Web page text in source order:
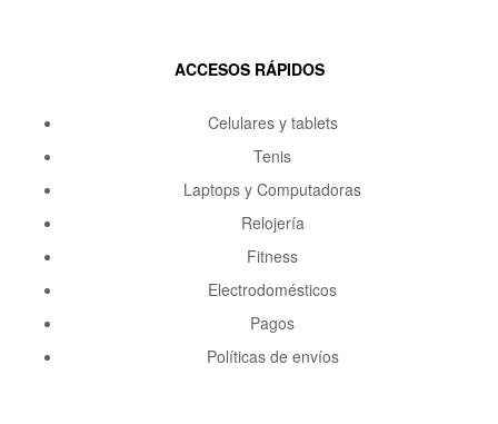
ACCESOS RÁPIDOS
Celulares y tablets
Tenis
Laptops y Computadoras
Relojería
Fitness
Electrodomésticos
Pagos
Políticas de envíos